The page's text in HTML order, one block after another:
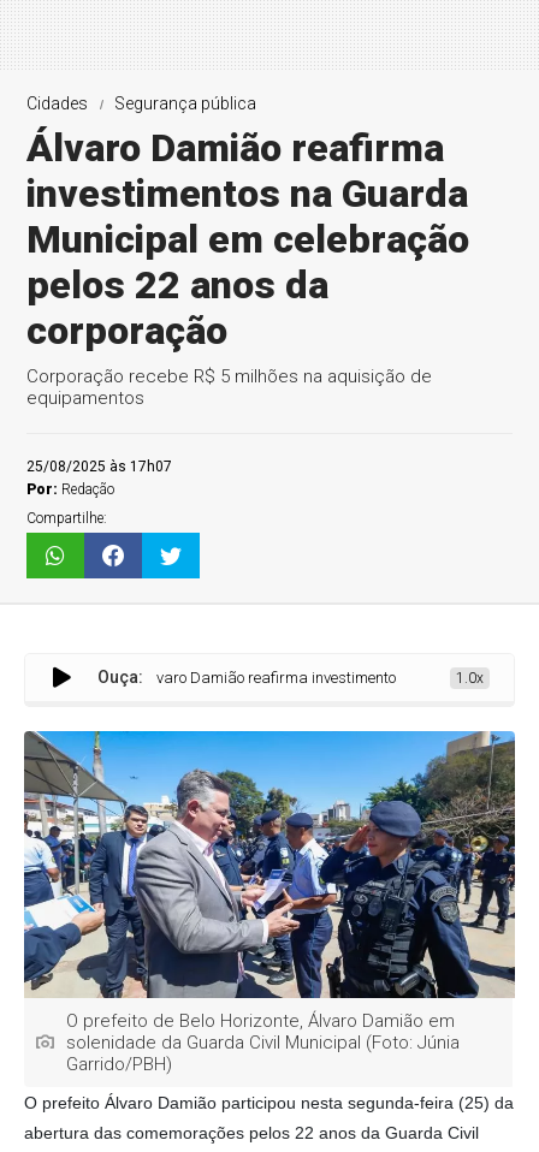
Cidades Segurança pública
Álvaro Damião reafirma
investimentos na Guarda
Municipal em celebração
pelos 22 anos da
corporação
Corporação recebe R$ 5 milhões na aquisição de
equipamentos
25/08/2025 às 17h07
Por: Redação
Compartilhe:
Ouça:
Álvaro Damião reafirma investimentos na Guarda Municipal em
1.0x
O prefeito de Belo Horizonte, Álvaro Damião em
solenidade da Guarda Civil Municipal (Foto: Júnia
Garrido/PBH)
O prefeito Álvaro Damião participou nesta segunda-feira (25) da
abertura das comemorações pelos 22 anos da Guarda Civil